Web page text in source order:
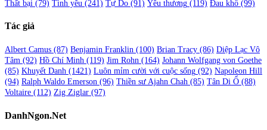
Thất bại (79) Tình yêu (241) Tự Do (91) Yêu thương (119) Đau khổ (99)
Tác giả
Albert Camus (87) Benjamin Franklin (100) Brian Tracy (86) Diệp Lạc Vô
Tâm (92) Hồ Chí Minh (119) Jim Rohn (164) Johann Wolfgang von Goethe
(85) Khuyết Danh (1421) Luôn mỉm cười với cuộc sống (92) Napoleon Hill
(94) Ralph Waldo Emerson (96) Thiền sư Ajahn Chah (85) Tân Di Ổ (88)
Voltaire (112) Zig Ziglar (97)
DanhNgon.Net